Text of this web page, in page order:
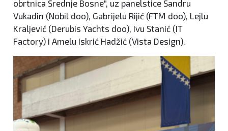
obrtnica Srednje Bosne", uz panelstice Sandru
Vukadin (Nobil doo), Gabrijelu Rijić (FTM doo), Lejlu
Kraljević (Derubis Yachts doo), Ivu Stanić (IT
Factory) i Amelu Iskrić Hadžić (Vista Design).